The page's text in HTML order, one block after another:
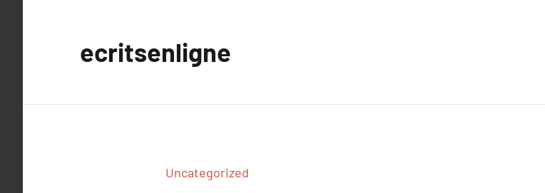
ecritsenligne
Uncategorized